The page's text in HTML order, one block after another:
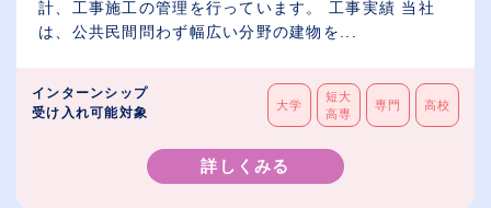
計、工事施工の管理を行っています。 工事実績 当社
は、公共民間問わず幅広い分野の建物を...
インターンシップ
受け入れ可能対象
大学
短大
高専
専門 高校
詳しくみる